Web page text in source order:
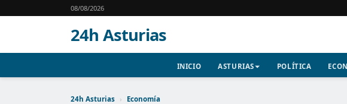
08/08/2026
24h Asturias
INICIO ASTURIAS POLÍTICA
24h Asturias › Economía